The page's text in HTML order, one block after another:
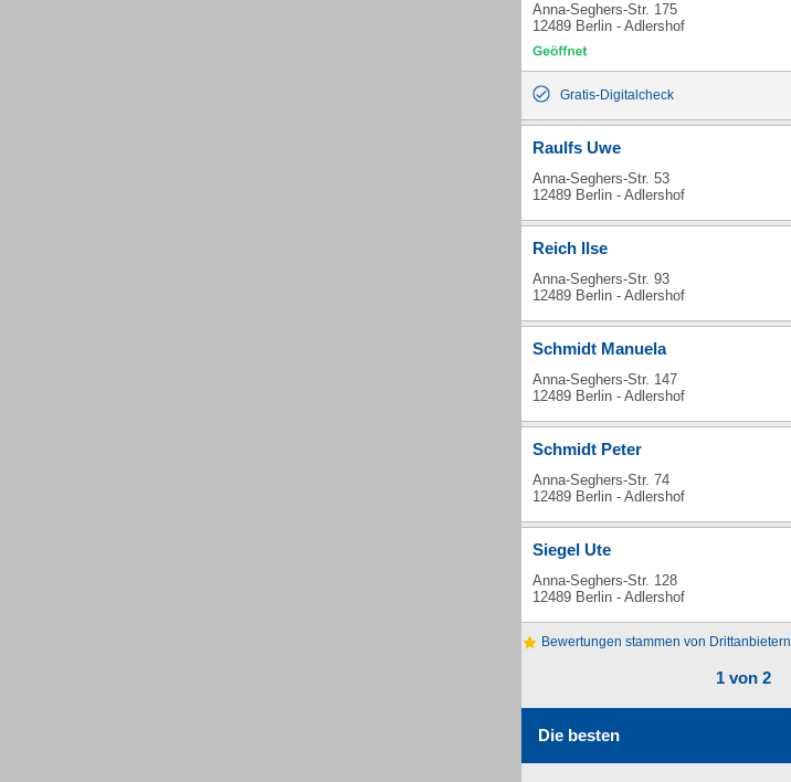
Anna-Seghers-Str. 175
12489 Berlin - Adlershof
Gratis-Digitalcheck
Raulfs Uwe
Anna-Seghers-Str. 53
12489 Berlin - Adlershof
Reich Ilse
Anna-Seghers-Str. 93
12489 Berlin - Adlershof
Schmidt Manuela
Anna-Seghers-Str. 147
12489 Berlin - Adlershof
Schmidt Peter
Anna-Seghers-Str. 74
12489 Berlin - Adlershof
Siegel Ute
Anna-Seghers-Str. 128
12489 Berlin - Adlershof
Bewertungen stammen von Drittanbietern
1 von 2
Die besten